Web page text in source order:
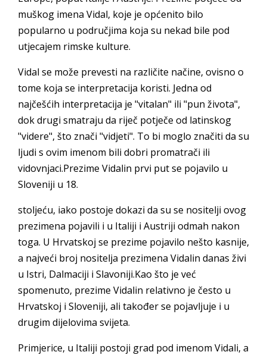
muškog imena Vidal, koje je općenito bilo
popularno u područjima koja su nekad bile pod
utjecajem rimske kulture.
Vidal se može prevesti na različite načine, ovisno o
tome koja se interpretacija koristi. Jedna od
najčešćih interpretacija je "vitalan" ili "pun života",
dok drugi smatraju da riječ potječe od latinskog
"videre", što znači "vidjeti". To bi moglo značiti da su
ljudi s ovim imenom bili dobri promatrači ili
vidovnjaci.Prezime Vidalin prvi put se pojavilo u
Sloveniji u 18.
stoljeću, iako postoje dokazi da su se nositelji ovog
prezimena pojavili i u Italiji i Austriji odmah nakon
toga. U Hrvatskoj se prezime pojavilo nešto kasnije,
a najveći broj nositelja prezimena Vidalin danas živi
u Istri, Dalmaciji i Slavoniji.Kao što je već
spomenuto, prezime Vidalin relativno je često u
Hrvatskoj i Sloveniji, ali također se pojavljuje i u
drugim dijelovima svijeta.
Primjerice, u Italiji postoji grad pod imenom Vidali, a